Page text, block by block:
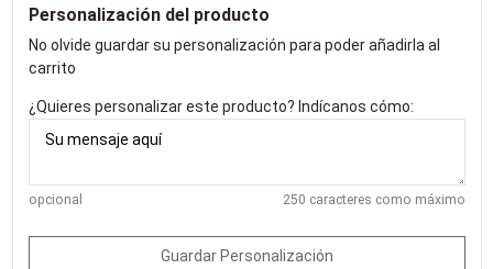
Personalización del producto
No olvide guardar su personalización para poder añadirla al
carrito
¿Quieres personalizar este producto? Indícanos cómo:
opcional 250 caracteres como máximo
Guardar Personalización